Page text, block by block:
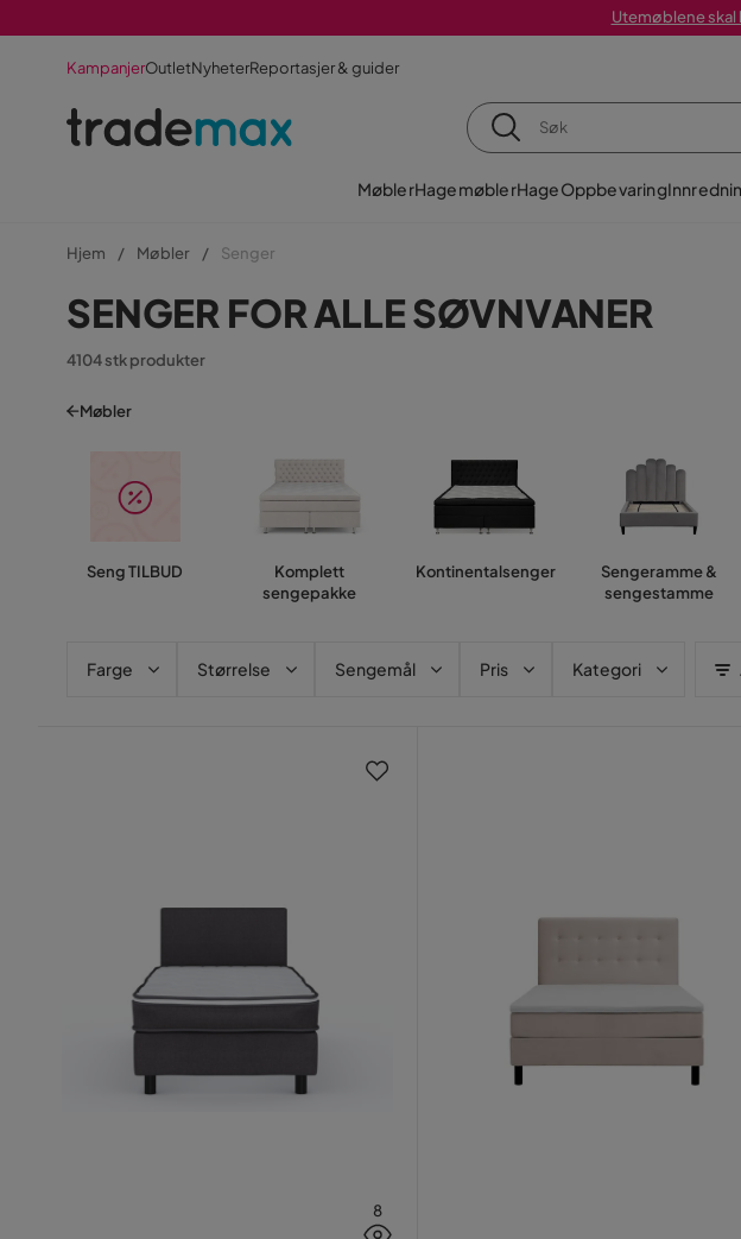
Utemøblene skal
KampanjerOutletNyheterReportasjer & guider
MøblerHagemøblerHageOppbevaring
Hjem Møbler Senger
SENGER FOR ALLE SØVNVANER
4104 stk produkter
Møbler
Seng TILBUD
Komplett
sengepakke
Kontinentalsenger
Sengeramme &
sengestamme
Farge Størrelse Sengemål Pris Kategori
8